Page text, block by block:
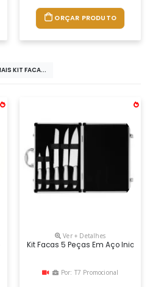
ORÇAR PRODUTO
KIT FACA...
Medidas 32,1 X 18,7 Cm, Peso 613
Ver + Detalhes
Kit Facas 5 Peças Em Aço Iniox
Por: T7 Promocional